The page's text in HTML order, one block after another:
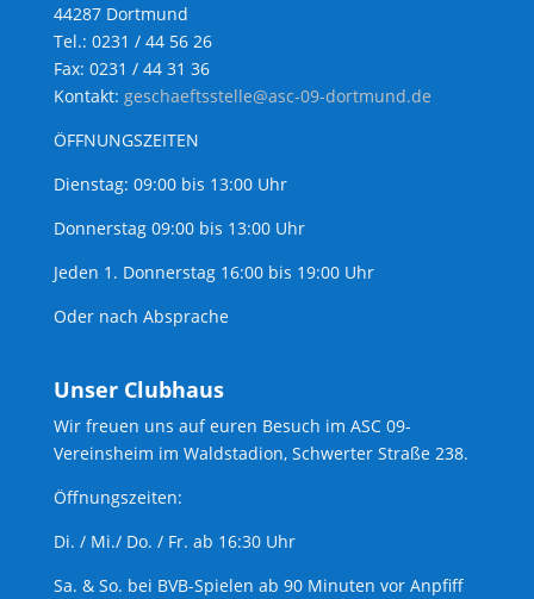
44287 Dortmund
Tel.: 0231 / 44 56 26
Fax: 0231 / 44 31 36
Kontakt: geschaeftsstelle@asc-09-dortmund.de
ÖFFNUNGSZEITEN
Dienstag: 09:00 bis 13:00 Uhr
Donnerstag 09:00 bis 13:00 Uhr
Jeden 1. Donnerstag 16:00 bis 19:00 Uhr
Oder nach Absprache
Unser Clubhaus
Wir freuen uns auf euren Besuch im ASC 09-
Vereinsheim im Waldstadion, Schwerter Straße 238.
Öffnungszeiten:
Di. / Mi./ Do. / Fr. ab 16:30 Uhr
Sa. & So. bei BVB-Spielen ab 90 Minuten vor Anpfiff